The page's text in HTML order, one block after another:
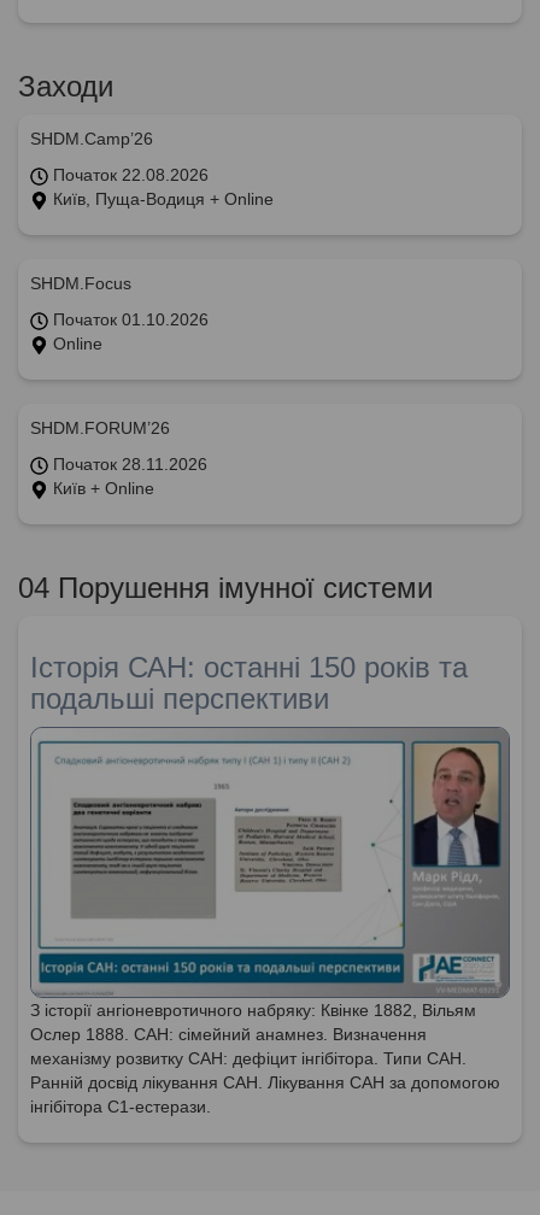
Заходи
SHDM.Camp’26
Початок 22.08.2026
Київ, Пуща-Водиця + Online
SHDM.Focus
Початок 01.10.2026
Online
SHDM.FORUM’26
Початок 28.11.2026
Київ + Online
04 Порушення імунної системи
Історія САН: останні 150 років та
подальші перспективи
З історії ангіоневротичного набряку: Квінке 1882, Вільям
Ослер 1888. САН: сімейний анамнез. Визначення
механізму розвитку САН: дефіцит інгібітора. Типи САН.
Ранній досвід лікування САН. Лікування САН за допомогою
інгібітора С1-естерази.